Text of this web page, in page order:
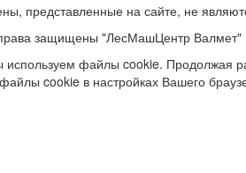
представленные на сайте, не
защищены "ЛесМашЦентр Валмет"
используем файлы cookie. Продолжая
cookie в настройках Вашего